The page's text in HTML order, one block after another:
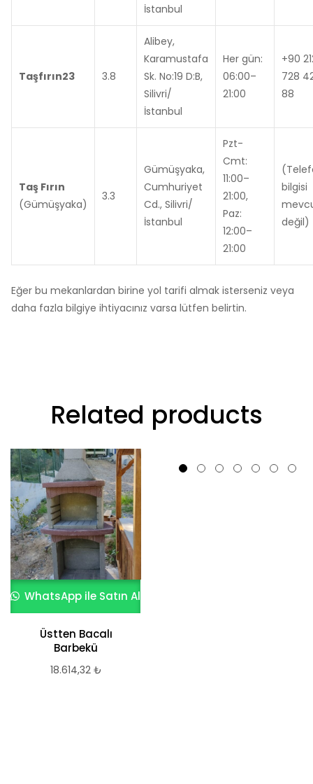
İstanbul
Taşfırın23 3.8
Alibey,
Karamustafa
Sk. No:19 D:B,
Silivri/
İstanbul
Her gün:
06:00–
21:00
+90
728
88
Taş Fırın
(Gümüşyaka)
3.3
Gümüşyaka,
Cumhuriyet
Cd., Silivri/
İstanbul
Pzt-
Cmt:
11:00–
21:00,
Paz:
12:00–
21:00
bilgisi
değil)
Eğer bu mekanlardan birine yol tarifi almak isterseniz veya
daha fazla bilgiye ihtiyacınız varsa lütfen belirtin.
Related products
WhatsApp ile Satın Al
Üstten Bacalı
Barbekü
18.614,32 ₺